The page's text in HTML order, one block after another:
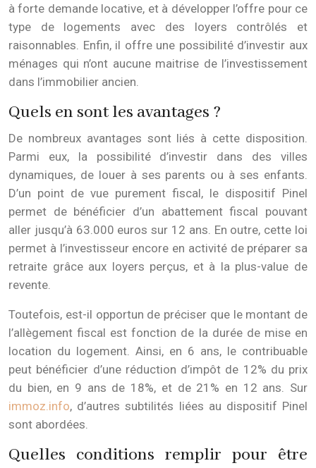
à forte demande locative, et à développer l’offre pour ce
type de logements avec des loyers contrôlés et
raisonnables. Enfin, il offre une possibilité d’investir aux
ménages qui n’ont aucune maitrise de l’investissement
dans l’immobilier ancien.
Quels en sont les avantages ?
De nombreux avantages sont liés à cette disposition.
Parmi eux, la possibilité d’investir dans des villes
dynamiques, de louer à ses parents ou à ses enfants.
D’un point de vue purement fiscal, le dispositif Pinel
permet de bénéficier d’un abattement fiscal pouvant
aller jusqu’à 63.000 euros sur 12 ans. En outre, cette loi
permet à l’investisseur encore en activité de préparer sa
retraite grâce aux loyers perçus, et à la plus-value de
revente.
Toutefois, est-il opportun de préciser que le montant de
l’allègement fiscal est fonction de la durée de mise en
location du logement. Ainsi, en 6 ans, le contribuable
peut bénéficier d’une réduction d’impôt de 12% du prix
du bien, en 9 ans de 18%, et de 21% en 12 ans. Sur
immoz.info, d’autres subtilités liées au dispositif Pinel
sont abordées.
Quelles conditions remplir pour être